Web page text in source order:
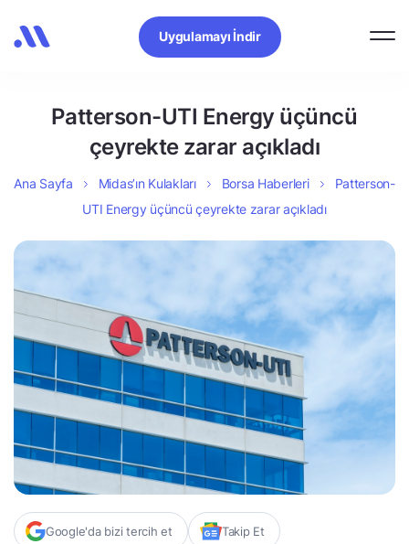
Uygulamayı İndir
Patterson-UTI Energy üçüncü
çeyrekte zarar açıkladı
Ana Sayfa Midas’ın Kulakları Borsa Haberleri
Patterson-
UTI Energy üçüncü çeyrekte zarar açıkladı
Google'da bizi tercih et Takip Et